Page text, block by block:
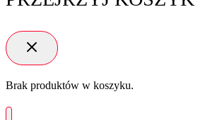
Brak produktów w koszyku.